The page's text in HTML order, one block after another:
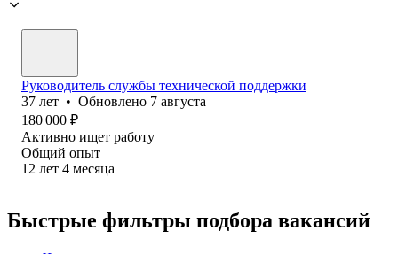
Руководитель службы технической поддержки
37 лет • Обновлено 7 августа
180 000 ₽
Активно ищет работу
Общий опыт
12 лет 4 месяца
Быстрые фильтры подбора вакансий